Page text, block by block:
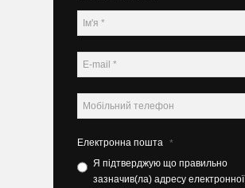
Електронна пошта *
Я підтверджую що правильно
зазначив(ла) адресу електронної